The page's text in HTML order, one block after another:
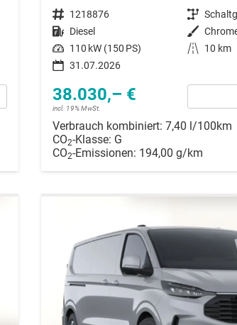
Fahrzeugnummer 1218876 Getriebe
Kraftstoff Diesel Außenfarbe
Leistung 110 kW (150 PS) Kilometerstand
10 km
31.07.2026
38.030,– €
incl. 19% MwSt.
Verbrauch kombiniert: 7,40 l/100km
CO2-Klasse: G
CO2-Emissionen: 194,00 g/km